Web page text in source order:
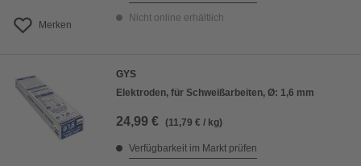
Merken
Nicht online erhältlich
GYS
Elektroden, für Schweißarbeiten, Ø: 1,6 mm
24,99 € (11,79 € / kg)
Verfügbarkeit im Markt prüfen